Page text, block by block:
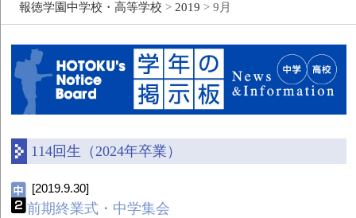
報徳学園中学校・高等学校 > 2019 > 9月
114回生（2024年卒業）
[2019.9.30]
前期終業式・中学集会